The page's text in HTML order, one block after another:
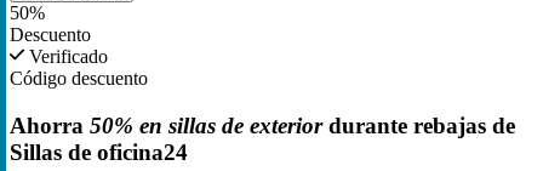
50%
Descuento
Verificado
Código descuento
Ahorra 50% en sillas de exteriordurante rebajas de
Sillas de oficina24